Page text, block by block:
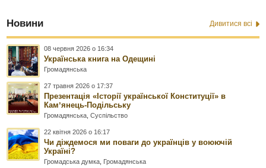
Новини Дивитися всі
08 червня 2026 о 16:34
Українська книга на Одещині
Громадянська
27 травня 2026 о 17:37
Презентація «Історії української Конституції» в
Камʼянець-Подільську
Громадянська ,Суспільство
22 квітня 2026 о 16:17
Чи діждемося ми поваги до українців у воюючій
Україні?
Громадська думка Громадянська